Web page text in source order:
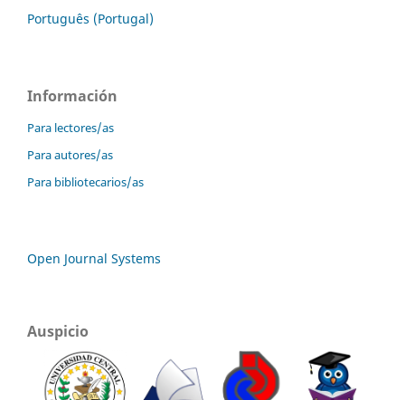
Português (Portugal)
Información
Para lectores/as
Para autores/as
Para bibliotecarios/as
Open Journal Systems
Auspicio